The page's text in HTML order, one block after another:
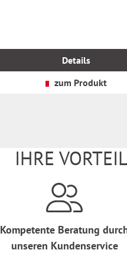
Details
zum Produkt
IHRE
Kompetente Beratung
unseren Kundenservice